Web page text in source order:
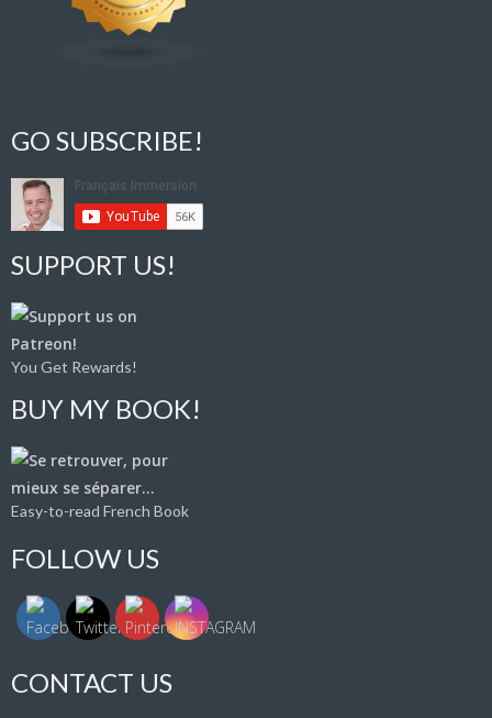
GO SUBSCRIBE!
SUPPORT US!
You Get Rewards!
BUY MY BOOK!
Easy-to-read French Book
FOLLOW US
CONTACT US